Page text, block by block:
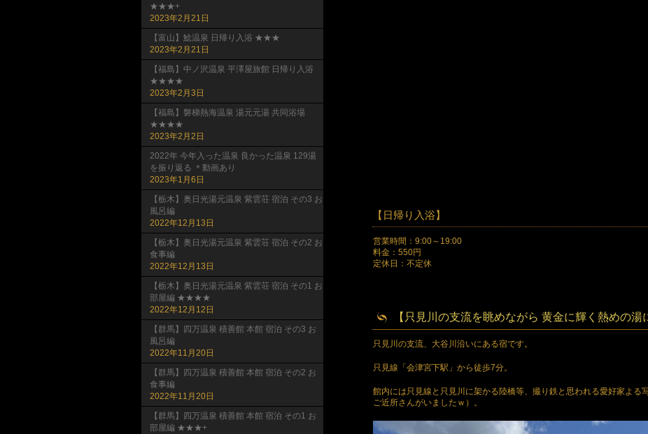
【日帰り入浴】
営業時間：9:00～19:00
料金：550円
定休日：不定休
【只見川の支流を眺めながら 黄金に輝く熱めの湯
只見川の支流、大谷川沿いにある宿です。
只見線「会津宮下駅」から徒歩7分。
館内には只見線と只見川に架かる陸橋等、撮り鉄と思われる愛好家よる
ご近所さんがいましたｗ）。
★★★+
2023年2月21日
【富山】鯰温泉 日帰り入浴 ★★★
2023年2月21日
【福島】中ノ沢温泉 平澤屋旅館 日帰り入浴
★★★★
2023年2月3日
【福島】磐梯熱海温泉 湯元元湯 共同浴場
★★★★
2023年2月2日
2022年 今年入った温泉 良かった温泉 129湯
を振り返る ＊動画あり
2023年1月6日
【栃木】奥日光湯元温泉 紫雲荘 宿泊 その3 お
風呂編
2022年12月13日
【栃木】奥日光湯元温泉 紫雲荘 宿泊 その2 お
食事編
2022年12月13日
【栃木】奥日光湯元温泉 紫雲荘 宿泊 その1 お
部屋編 ★★★★
2022年12月12日
【群馬】四万温泉 積善館 本館 宿泊 その3 お
風呂編
2022年11月20日
【群馬】四万温泉 積善館 本館 宿泊 その2 お
食事編
2022年11月20日
【群馬】四万温泉 積善館 本館 宿泊 その1 お
部屋編 ★★★+